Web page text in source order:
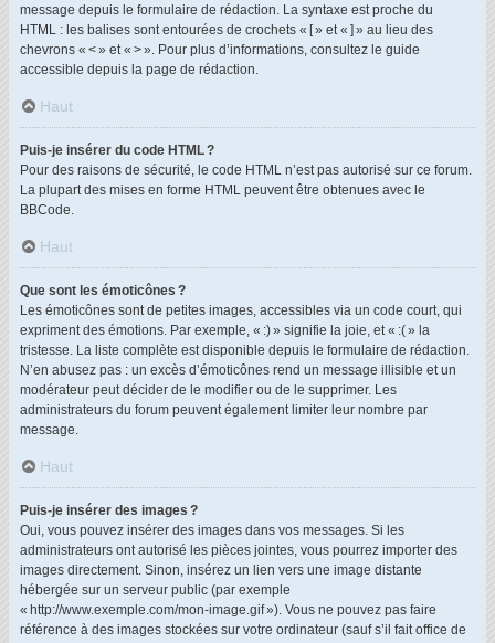
message depuis le formulaire de rédaction. La syntaxe est proche du
HTML : les balises sont entourées de crochets « [ » et « ] » au lieu des
chevrons « < » et « > ». Pour plus d’informations, consultez le guide
accessible depuis la page de rédaction.
Haut
Puis-je insérer du code HTML ?
Pour des raisons de sécurité, le code HTML n’est pas autorisé sur ce forum.
La plupart des mises en forme HTML peuvent être obtenues avec le
BBCode.
Haut
Que sont les émoticônes ?
Les émoticônes sont de petites images, accessibles via un code court, qui
expriment des émotions. Par exemple, « :) » signifie la joie, et « :( » la
tristesse. La liste complète est disponible depuis le formulaire de rédaction.
N’en abusez pas : un excès d’émoticônes rend un message illisible et un
modérateur peut décider de le modifier ou de le supprimer. Les
administrateurs du forum peuvent également limiter leur nombre par
message.
Haut
Puis-je insérer des images ?
Oui, vous pouvez insérer des images dans vos messages. Si les
administrateurs ont autorisé les pièces jointes, vous pourrez importer des
images directement. Sinon, insérez un lien vers une image distante
hébergée sur un serveur public (par exemple
« http://www.exemple.com/mon-image.gif »). Vous ne pouvez pas faire
référence à des images stockées sur votre ordinateur (sauf s’il fait office de